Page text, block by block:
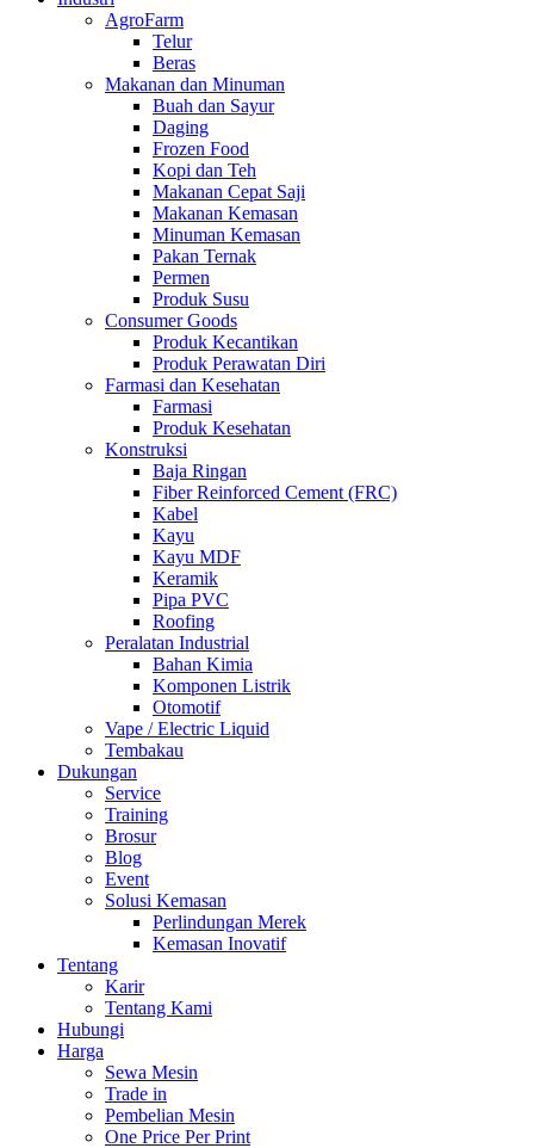
AgroFarm
Telur
Beras
Makanan dan Minuman
Buah dan Sayur
Daging
Frozen Food
Kopi dan Teh
Makanan Cepat Saji
Makanan Kemasan
Minuman Kemasan
Pakan Ternak
Permen
Produk Susu
Consumer Goods
Produk Kecantikan
Produk Perawatan Diri
Farmasi dan Kesehatan
Farmasi
Produk Kesehatan
Konstruksi
Baja Ringan
Fiber Reinforced Cement (FRC)
Kabel
Kayu
Kayu MDF
Keramik
Pipa PVC
Roofing
Peralatan Industrial
Bahan Kimia
Komponen Listrik
Otomotif
Vape / Electric Liquid
Tembakau
Dukungan
Service
Training
Brosur
Blog
Event
Solusi Kemasan
Perlindungan Merek
Kemasan Inovatif
Tentang
Karir
Tentang Kami
Hubungi
Harga
Sewa Mesin
Trade in
Pembelian Mesin
One Price Per Print